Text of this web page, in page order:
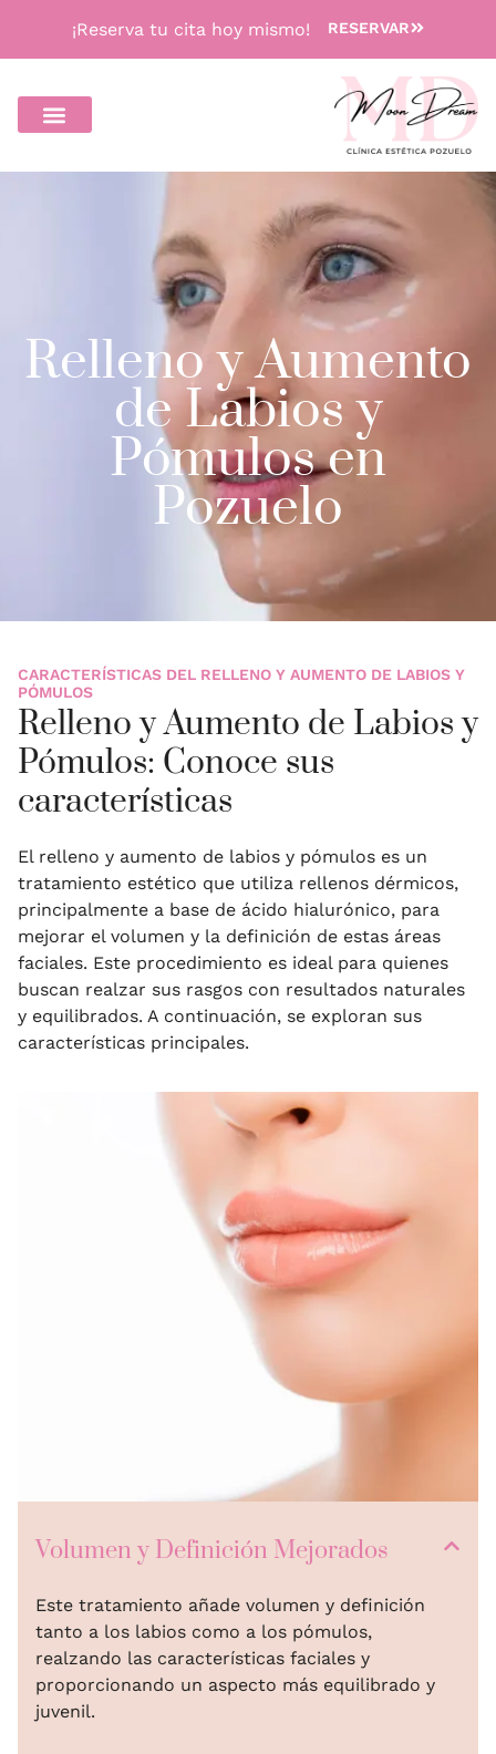
¡Reserva tu cita hoy mismo! RESERVAR
Relleno y Aumento
de Labios y
Pómulos en
Pozuelo
CARACTERÍSTICAS DEL RELLENO Y AUMENTO DE LABIOS Y
PÓMULOS
Relleno y Aumento de Labios y
Pómulos: Conoce sus
características
El relleno y aumento de labios y pómulos es un
tratamiento estético que utiliza rellenos dérmicos,
principalmente a base de ácido hialurónico, para
mejorar el volumen y la definición de estas áreas
faciales. Este procedimiento es ideal para quienes
buscan realzar sus rasgos con resultados naturales
y equilibrados. A continuación, se exploran sus
características principales.
Volumen y Definición Mejorados
Este tratamiento añade volumen y definición
tanto a los labios como a los pómulos,
realzando las características faciales y
proporcionando un aspecto más equilibrado y
juvenil.